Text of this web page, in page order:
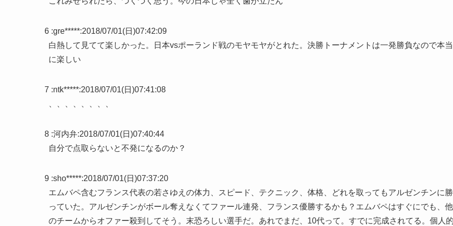
6 :gre*****:2018/07/01(日)07:42:09
白熱して見てて楽しかった。日本vsポーランド戦のモヤモヤがとれた。決勝トーナメントは一発勝負なので本当
に楽しい
7 :ntk*****:2018/07/01(日)07:41:08
8 :河内弁:2018/07/01(日)07:40:44
自分で点取らないと不発になるのか？
9 :sho*****:2018/07/01(日)07:37:20
エムバペ含むフランス代表の若さゆえの体力、スピード、テクニック、体格、どれを取ってもアルゼンチンに勝
っていた。アルゼンチンがボール奪えなくてファール連発、フランス優勝するかも？エムバペはすぐにでも、他
のチームからオファー殺到してそう。末恐ろしい選手だ。あれでまだ、10代って。すでに完成されてる。個人